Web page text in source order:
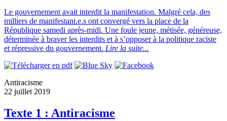
Le gouvernement avait interdit la manifestation. Malgré cela, des
milliers de manifestant.e.s ont convergé vers la place de la
République samedi après-midi. Une foule jeune, métisée, généreuse,
déterminée à braver les interdits et à s’opposer à la politique raciste
et répressive du gouvernement. Lire la suite...
Antiracisme
22 juillet 2019
Texte 1 : Antiracisme